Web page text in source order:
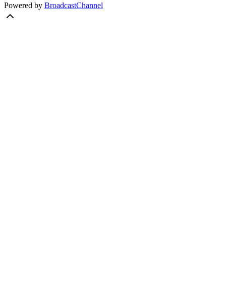
Powered by BroadcastChannel